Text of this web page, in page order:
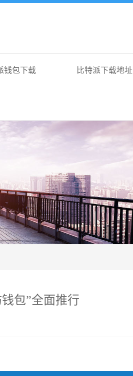
钱包下载 比特派下载地址
包”全面推行